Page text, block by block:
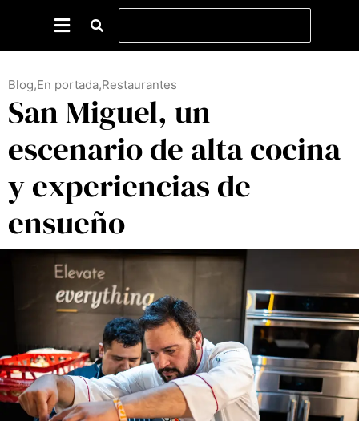
Blog,En portada,Restaurantes
San Miguel, un
escenario de alta cocina
y experiencias de
ensueño